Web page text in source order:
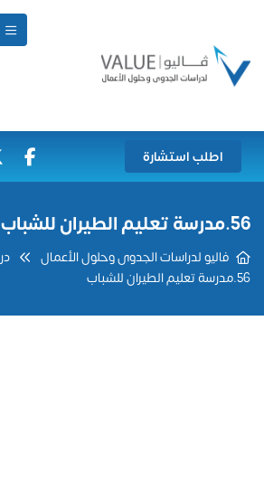
اطلب استشارة
56.مدرسة تعليم الطيران للشباب
فاليو لدراسات الجدوى وحلول الأعمال
56.مدرسة تعليم الطيران للشباب